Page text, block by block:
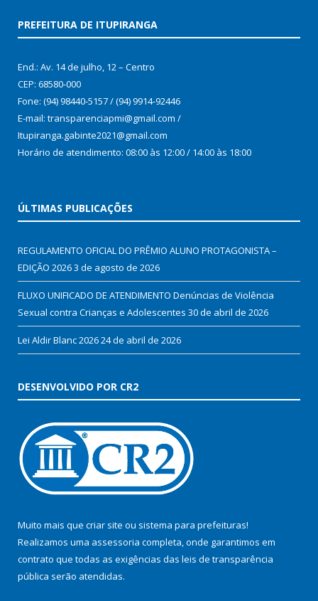
PREFEITURA DE ITUPIRANGA
End.: Av. 14 de julho, 12 – Centro
CEP: 68580-000
Fone: (94) 98440-5157 / (94) 9914-92446
E-mail: transparenciapmi@gmail.com /
Itupiranga.gabinte2021@gmail.com
Horário de atendimento: 08:00 às 12:00 / 14:00 às 18:00
ÚLTIMAS PUBLICAÇÕES
REGULAMENTO OFICIAL DO PRÊMIO ALUNO PROTAGONISTA –
EDIÇÃO 20263 de agosto de 2026
FLUXO UNIFICADO DE ATENDIMENTO Denúncias de Violência
Sexual contra Crianças e Adolescentes 30 de abril de 2026
Lei Aldir Blanc 202624 de abril de 2026
DESENVOLVIDO POR CR2
Muito mais que criar site ou sistema para prefeituras!
Realizamos uma assessoria completa, onde garantimos em
contrato que todas as exigências das leis de transparência
pública serão atendidas.